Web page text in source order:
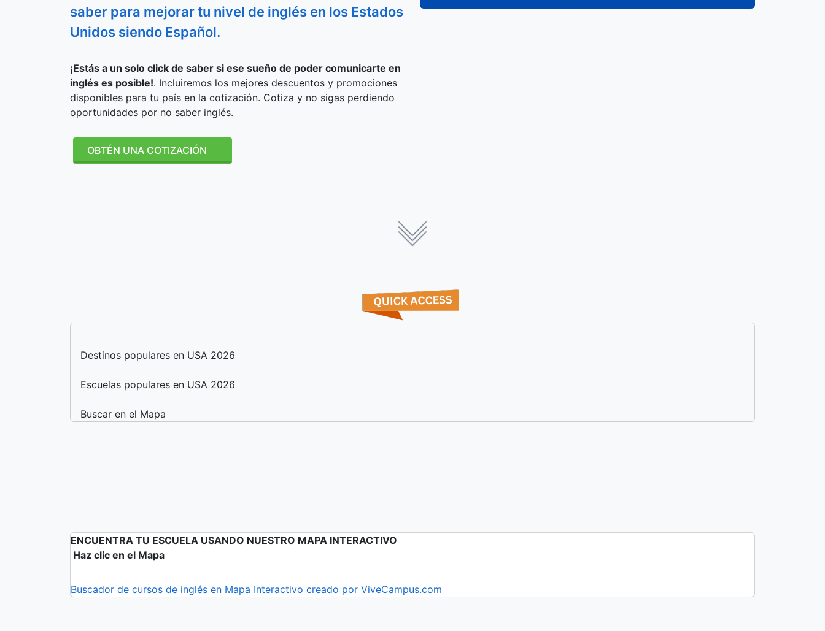
saber para mejorar tu nivel de inglés en los Estados
Unidos siendo Español.
¡Estás a un solo click de saber si ese sueño de poder comunicarte en
inglés es posible!. Incluiremos los mejores descuentos y promociones
disponibles para tu país en la cotización. Cotiza y no sigas perdiendo
oportunidades por no saber inglés.
OBTÉN UNA COTIZACIÓN
Destinos populares en USA 2026
Escuelas populares en USA 2026
Buscar en el Mapa
ENCUENTRA TU ESCUELA USANDO NUESTRO MAPA INTERACTIVO
Haz clic en el Mapa
Buscador de cursos de inglés en Mapa Interactivo creado por ViveCampus.com